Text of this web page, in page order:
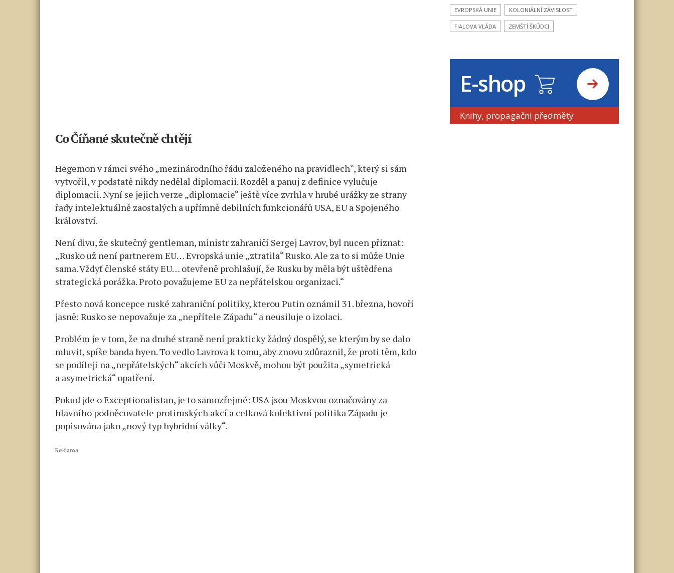
Co Číňané skutečně chtějí
Hegemon v rámci svého „mezinárodního řádu založeného na pravidlech“, který si sám
vytvořil, v podstatě nikdy nedělal diplomacii. Rozděl a panuj z definice vylučuje
diplomacii. Nyní se jejich verze „diplomacie“ ještě více zvrhla v hrubé urážky ze strany
řady intelektuálně zaostalých a upřímně debilních funkcionářů USA, EU a Spojeného
království.
Není divu, že skutečný gentleman, ministr zahraničí Sergej Lavrov, byl nucen přiznat:
„Rusko už není partnerem EU… Evropská unie „ztratila“ Rusko. Ale za to si může Unie
sama. Vždyť členské státy EU… otevřeně prohlašují, že Rusku by měla být uštědřena
strategická porážka. Proto považujeme EU za nepřátelskou organizaci.“
Přesto nová koncepce ruské zahraniční politiky, kterou Putin oznámil 31. března, hovoří
jasně: Rusko se nepovažuje za „nepřítele Západu“ a neusiluje o izolaci.
Problém je v tom, že na druhé straně není prakticky žádný dospělý, se kterým by se dalo
mluvit, spíše banda hyen. To vedlo Lavrova k tomu, aby znovu zdůraznil, že proti těm, kdo
se podílejí na „nepřátelských“ akcích vůči Moskvě, mohou být použita „symetrická
a asymetrická“ opatření.
Pokud jde o Exceptionalistan, je to samozřejmé: USA jsou Moskvou označovány za
hlavního podněcovatele protiruských akcí a celková kolektivní politika Západu je
popisována jako „nový typ hybridní války“.
Reklama
EVROPSKÁ UNIE KOLONIÁLNÍ ZÁVISLOST
FIALOVA VLÁDA ZEMŠTÍ ŠKŮDCI
E-shop
Knihy, propagační předměty